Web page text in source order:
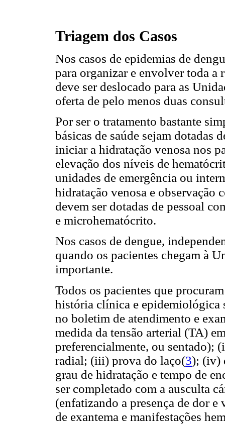
Triagem dos Casos
Nos casos de epidemias de
para organizar e envolver toda a
deve ser deslocado para as
oferta de pelo menos duas
Por ser o tratamento bastante
básicas de saúde sejam dotadas
iniciar a hidratação venosa nos
elevação dos níveis de
unidades de emergência ou
hidratação venosa e observação
devem ser dotadas de pessoal
e microhematócrito.
Nos casos de dengue,
quando os pacientes chegam à
importante.
Todos os pacientes que
história clínica e epidemiológica
no boletim de atendimento e
medida da tensão arterial (TA)
preferencialmente, ou sentado);
radial; (iii) prova do laço(3); (iv)
grau de hidratação e tempo de
ser completado com a ausculta
(enfatizando a presença de dor
de exantema e manifestações